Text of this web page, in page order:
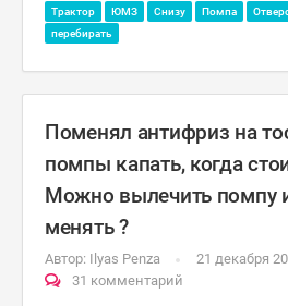
Трактор ЮМЗ Снизу Помпа
перебирать
Поменял антифриз на
помпы капать, когда
Можно вылечить помпу
менять ?
Автор: Ilyas Penza
21 декабря
31 комментарий